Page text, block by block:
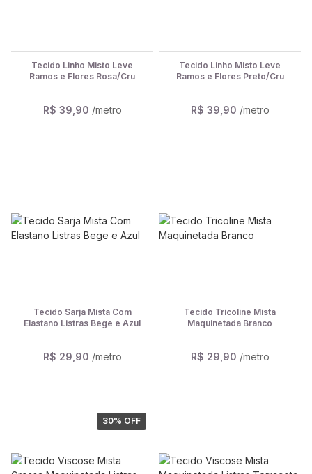
Tecido Linho Misto Leve
Ramos e Flores Rosa/Cru
R$ 39,90 /metro
Tecido Linho Misto Leve
Ramos e Flores Preto/Cru
R$ 39,90 /metro
Tecido Sarja Mista Com
Elastano Listras Bege e Azul
R$ 29,90 /metro
Tecido Tricoline Mista
Maquinetada Branco
R$ 29,90 /metro
30% OFF